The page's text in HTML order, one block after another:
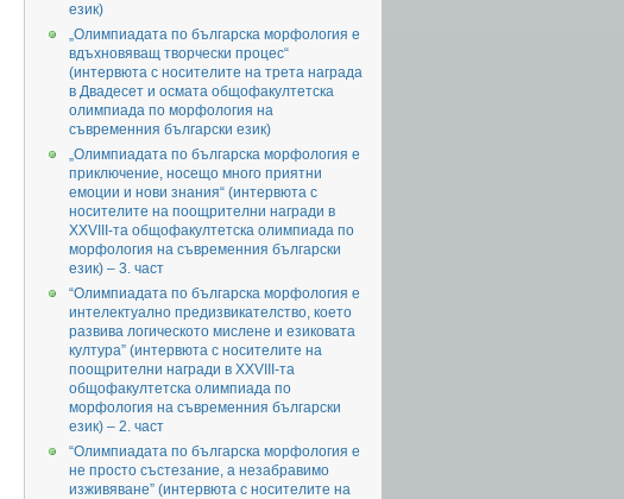
език)
„Олимпиадата по българска морфология е
вдъхновяващ творчески процес“
(интервюта с носителите на трета награда
в Двадесет и осмата общофакултетска
олимпиада по морфология на
съвременния български език)
„Олимпиадата по българска морфология е
приключение, носещо много приятни
емоции и нови знания“ (интервюта с
носителите на поощрителни награди в
XXVIII-та общофакултетска олимпиада по
морфология на съвременния български
език) – 3. част
“Олимпиадата по българска морфология е
интелектуално предизвикателство, което
развива логическото мислене и езиковата
култура” (интервюта с носителите на
поощрителни награди в XXVIII-та
общофакултетска олимпиада по
морфология на съвременния български
език) – 2. част
“Олимпиадата по българска морфология е
не просто състезание, а незабравимо
изживяване” (интервюта с носителите на